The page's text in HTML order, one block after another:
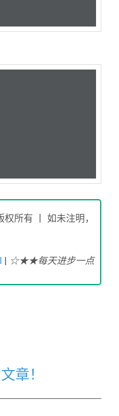
所有 丨 如未注明，
| ☆★★每天进步一点
章！